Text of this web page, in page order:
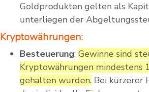
Goldprodukten gelten als
unterliegen der
Kryptowährungen:
Besteuerung: Gewinne sind
Kryptowährungen mindestens
gehalten wurden. Bei kürzerer